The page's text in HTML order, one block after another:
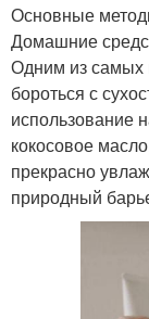
Основные
Домашние
Одним из самых
бороться с
использование
кокосовое
прекрасно
природный